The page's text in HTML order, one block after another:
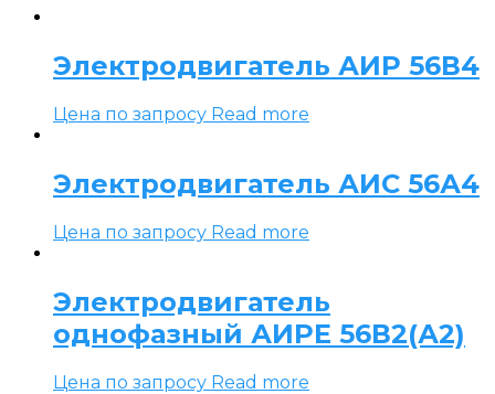
Электродвигатель АИР 56В4
Цена по запросу Read more
Электродвигатель АИС 56А4
Цена по запросу Read more
Электродвигатель
однофазный АИРЕ 56В2(А2)
Цена по запросу Read more